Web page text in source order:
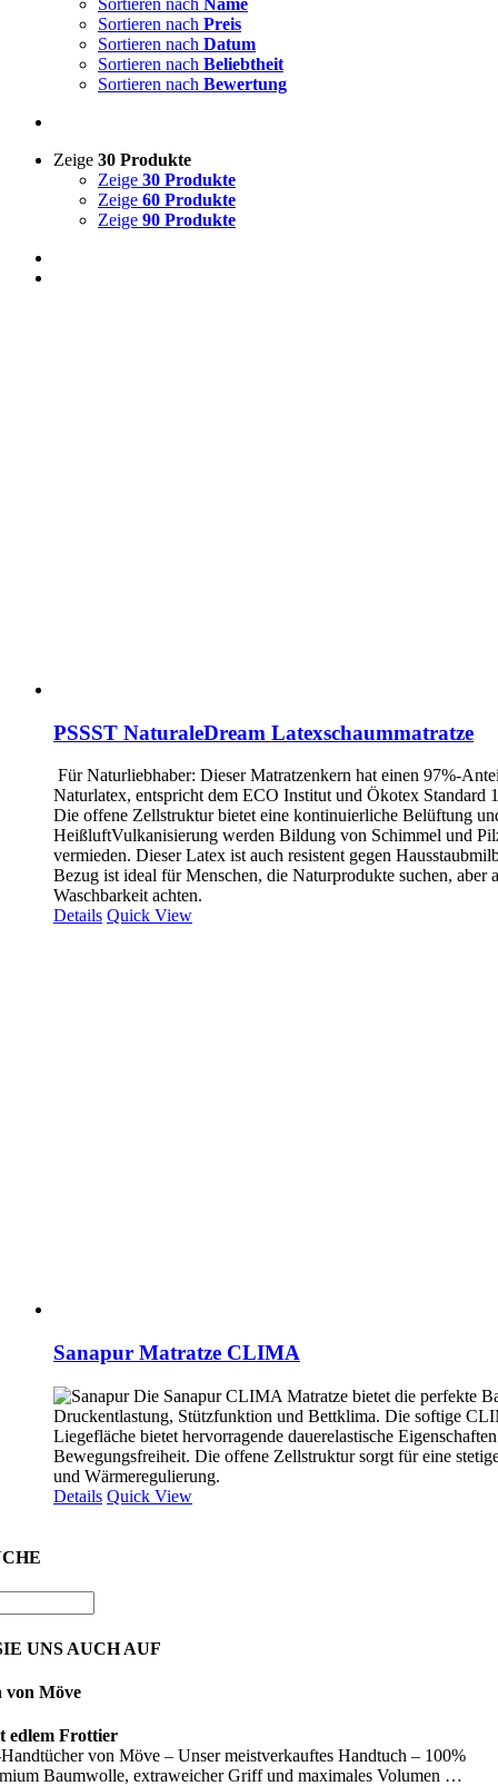
Sortieren nach Name
Sortieren nach Preis
Sortieren nach Datum
Sortieren nach Beliebtheit
Sortieren nach Bewertung
Zeige 30 Produkte
Zeige 30 Produkte
Zeige 60 Produkte
Zeige 90 Produkte
PSSST NaturaleDream Latexschaummatratze
Für Naturliebhaber: Dieser Matratzenkern hat einen 97%-
Naturlatex, entspricht dem ECO Institut und Ökotex Standard
Die offene Zellstruktur bietet eine kontinuierliche Belüftung
HeißluftVulkanisierung werden Bildung von Schimmel und
vermieden. Dieser Latex ist auch resistent gegen
Bezug ist ideal für Menschen, die Naturprodukte suchen, aber
Waschbarkeit achten.
Details Quick View
Sanapur Matratze CLIMA
Die Sanapur CLIMA Matratze bietet die perfekte
Druckentlastung, Stützfunktion und Bettklima. Die softige
Liegefläche bietet hervorragende dauerelastische
Bewegungsfreiheit. Die offene Zellstruktur sorgt für eine
und Wärmeregulierung.
Details Quick View
UNS AUCH AUF
von Möve
edlem Frottier
von Möve – Unser meistverkauftes Handtuch – 100%
Baumwolle, extraweicher Griff und maximales Volumen …